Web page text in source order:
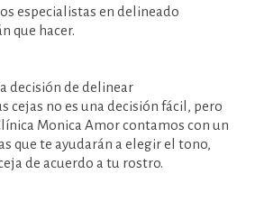
especialistas en delineado
que hacer.
decisión de delinear
cejas no es una decisión fácil, pero
Monica Amor contamos con un
que te ayudarán a elegir el tono,
de acuerdo a tu rostro.